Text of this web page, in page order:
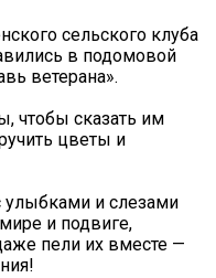
сельского клуба
в подомовой
ветерана».
чтобы сказать им
цветы и
улыбками и слезами
и подвиге,
пели их вместе —